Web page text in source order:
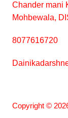
Chander mani
Mohbewala,
8077616720
Copyright ©